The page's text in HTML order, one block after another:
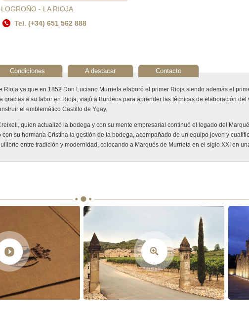
LOGROÑO - LA RIOJA
Tel. (+34) 651 562 888
Condiciones A destacar Contacto
ya que en 1852 Don Luciano Murrieta elaboró el primer Rioja siendo además el
a su labor en Rioja, viajó a Burdeos para aprender las técnicas de elaboración
el emblemático Castillo de Ygay.
quien actualizó la bodega y con su mente empresarial continuó el legado del
su hermana Cristina la gestión de la bodega, acompañado de un equipo joven y
entre tradición y modernidad, colocando a Marqués de Murrieta en el siglo XXI en